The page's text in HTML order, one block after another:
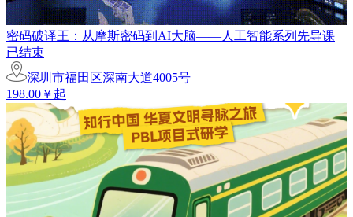
密码破译王：从摩斯密码到AI大脑——人工智能系列先导课
已结束
深圳市福田区深南大道4005号
198.00￥起